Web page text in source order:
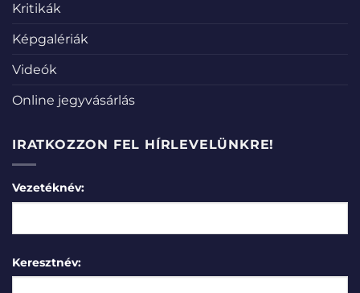
Kritikák
Képgalériák
Videók
Online jegyvásárlás
IRATKOZZON FEL HÍRLEVELÜNKRE!
Vezetéknév:
Keresztnév: